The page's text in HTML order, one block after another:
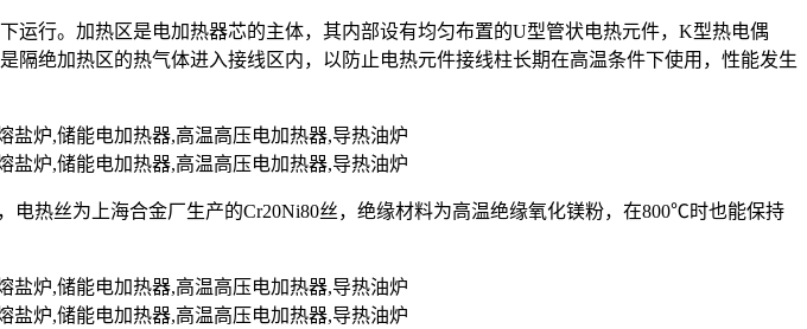
运行。加热区是电加热器芯的主体，其内部设有均匀布置的U型管状电热元件，K型热电偶
隔绝加热区的热气体进入接线区内，以防止电热元件接线柱长期在高温条件下使用，性能发生
电热丝为上海合金厂生产的Cr20Ni80丝，绝缘材料为高温绝缘氧化镁粉，在800℃时也能保持